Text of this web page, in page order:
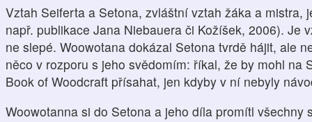
Vztah Seiferta a Setona, zvláštní vztah žáka a mistra,
např. publikace Jana Niebauera či Kožíšek, 2006). Je
ne slepé. Woowotana dokázal Setona tvrdě hájit, ale
něco v rozporu s jeho svědomím: říkal, že by mohl na
Book of Woodcraft přísahat, jen kdyby v ní nebyly
Woowotanna si do Setona a jeho díla promítl všechny